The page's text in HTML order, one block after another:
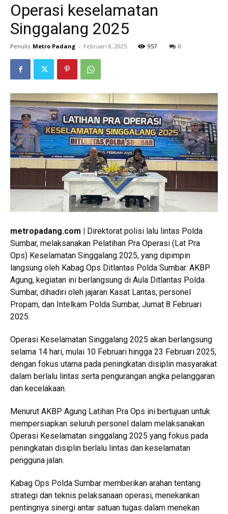
Operasi keselamatan
Singgalang 2025
Penulis Metro Padang - Februari 8, 2025 957 0
metropadang.com |
Direktorat polisi lalu lintas Polda
Sumbar, melaksanakan Pelatihan Pra Operasi (Lat Pra
Ops) Keselamatan Singgalang 2025, yang dipimpin
langsung oleh Kabag Ops Ditlantas Polda Sumbar. AKBP
Agung, kegiatan ini berlangsung di Aula Ditlantas Polda
Sumbar, dihadiri oleh jajaran Kasat Lantas, personel
Propam, dan Intelkam Polda Sumbar, Jumat 8 Februari
2025.
Operasi Keselamatan Singgalang 2025 akan berlangsung
selama 14 hari, mulai 10 Februari hingga 23 Februari 2025,
dengan fokus utama pada peningkatan disiplin masyarakat
dalam berlalu lintas serta pengurangan angka pelanggaran
dan kecelakaan.
Menurut AKBP Agung Latihan Pra Ops ini bertujuan untuk
mempersiapkan seluruh personel dalam melaksanakan
Operasi Keselamatan singgalang 2025 yang fokus pada
peningkatan disiplin berlalu lintas dan keselamatan
pengguna jalan.
Kabag Ops Polda Sumbar memberikan arahan tentang
strategi dan teknis pelaksanaan operasi, menekankan
pentingnya sinergi antar satuan tugas dalam menekan